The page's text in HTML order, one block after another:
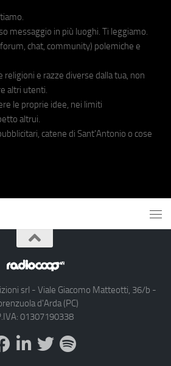
messaggio in più luoghi. Ti leggiamo.
chat, community) polemiche e
religioni e razze diverse dalla tua, non
altri utenti.
le proprie idee, nei limiti
altrui.
catene di Sant'Antonio o cose
srl - Viale Giacomo Matteotti, 36/b -
d'Arda (PC)
01307190338